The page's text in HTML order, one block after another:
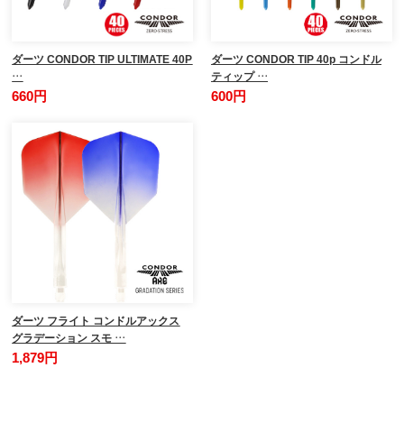
ダーツ CONDOR TIP ULTIMATE 40P
…
660円
ダーツ CONDOR TIP 40p コンドル
ティップ …
600円
ダーツ フライト コンドルアックス
グラデーション スモ …
1,879円